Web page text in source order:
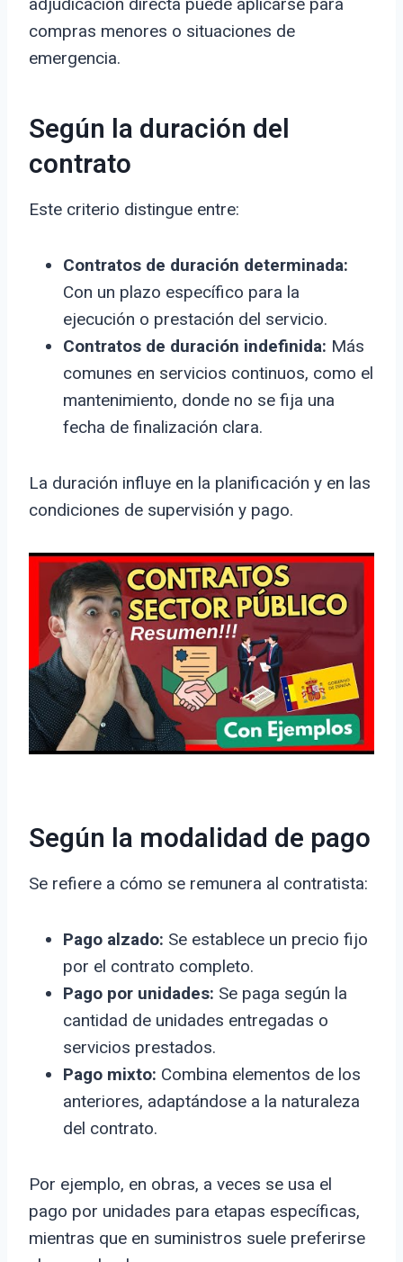
adjudicación directa puede aplicarse para
compras menores o situaciones de
emergencia.
Según la duración del
contrato
Este criterio distingue entre:
Contratos de duración determinada:
Con un plazo específico para la
ejecución o prestación del servicio.
Contratos de duración indefinida: Más
comunes en servicios continuos, como el
mantenimiento, donde no se fija una
fecha de finalización clara.
La duración influye en la planificación y en las
condiciones de supervisión y pago.
Según la modalidad de pago
Se refiere a cómo se remunera al contratista:
Pago alzado: Se establece un precio fijo
por el contrato completo.
Pago por unidades: Se paga según la
cantidad de unidades entregadas o
servicios prestados.
Pago mixto: Combina elementos de los
anteriores, adaptándose a la naturaleza
del contrato.
Por ejemplo, en obras, a veces se usa el
pago por unidades para etapas específicas,
mientras que en suministros suele preferirse